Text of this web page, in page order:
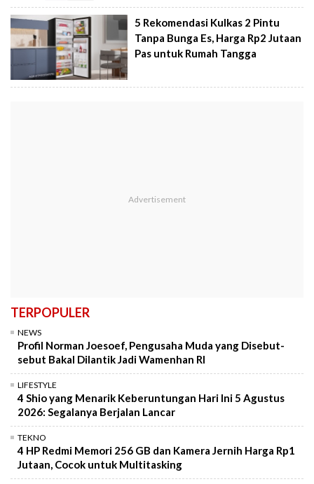
5 Rekomendasi Kulkas 2 Pintu
Tanpa Bunga Es, Harga Rp2 Jutaan
Pas untuk Rumah Tangga
TERPOPULER
NEWS
Profil Norman Joesoef, Pengusaha Muda yang Disebut-
sebut Bakal Dilantik Jadi Wamenhan RI
LIFESTYLE
4 Shio yang Menarik Keberuntungan Hari Ini 5 Agustus
2026: Segalanya Berjalan Lancar
TEKNO
4 HP Redmi Memori 256 GB dan Kamera Jernih Harga Rp1
Jutaan, Cocok untuk Multitasking